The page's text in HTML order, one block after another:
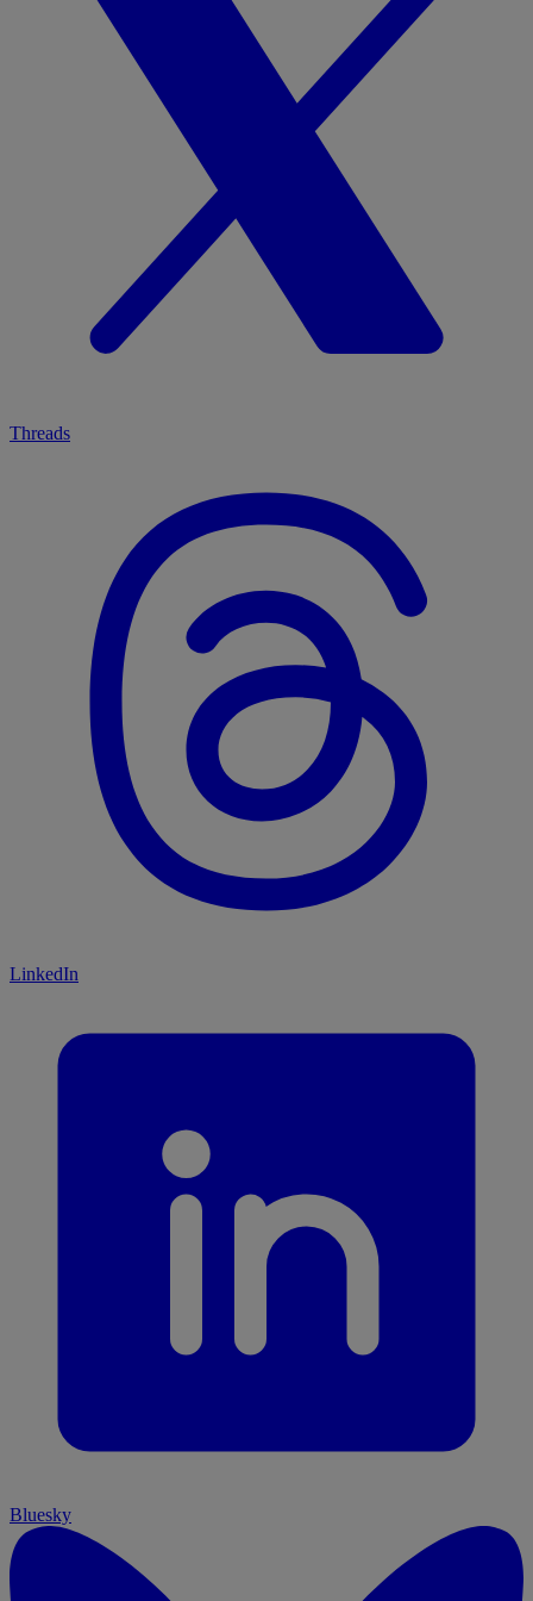
Threads
LinkedIn
Bluesky